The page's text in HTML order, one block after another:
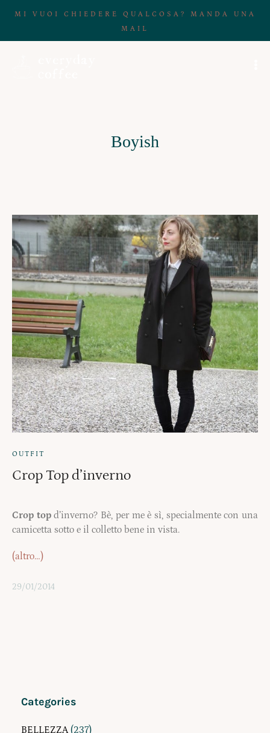
MI VUOI CHIEDERE QUALCOSA? MANDA UNA
MAIL
Boyish
OUTFIT
Crop Top d’inverno
Crop topd’inverno? Bè, per me è sì, specialmente con una
camicetta sotto e il colletto bene in vista.
(altro…)
29/01/2014
Categories
BELLEZZA(237)